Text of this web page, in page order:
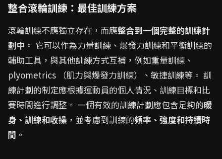
整合滾輪訓練：最佳訓練方案
滾輪訓練不應獨立存在，而應整合到一個完整的訓練計
劃中 。 它可以作為力量訓練、爆發力訓練和平衡訓練的
輔助工具，與其他訓練方式互補，例如重量訓練、
plyometrics （肌力與爆發力訓練）、敏捷訓練等。 訓
練計劃的制定應根據運動員的個人情況、訓練目標和比
賽時間進行調整。 一個有效的訓練計劃應包含足夠的暖
身、訓練和收操 ，並考慮到訓練的頻率、強度和持續時
間 。